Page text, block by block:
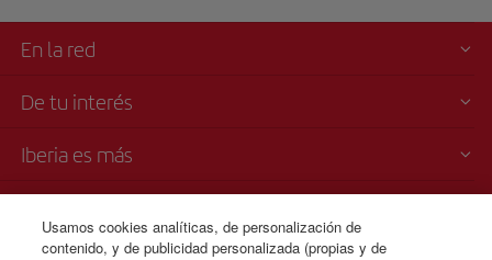
En la red
De tu interés
Iberia es más
Usamos cookies analíticas, de personalización de
contenido, y de publicidad personalizada (propias y de